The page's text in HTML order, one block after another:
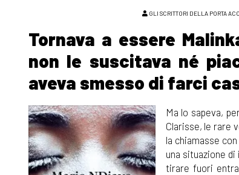
GLI SCRITTORI DELLA PORTA
Tornava a essere
non le suscitava né
aveva smesso di farci
Ma lo sapeva,
Clarisse, le rare
la chiamasse
una situazione
tirare fuori